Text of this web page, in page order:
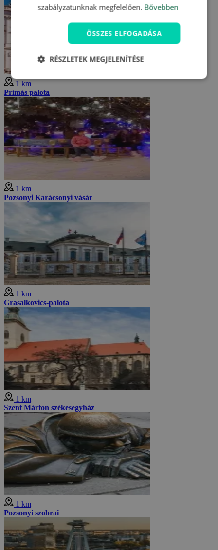
1 km
Prímás palota
1 km
Pozsonyi Karácsonyi vásár
1 km
Grasalkovics-palota
1 km
Szent Márton székesegyház
1 km
Pozsonyi szobrai
szabályzatunknak megfelelően. Bővebben
ÖSSZES ELFOGADÁSA
RÉSZLETEK MEGJELENÍTÉSE